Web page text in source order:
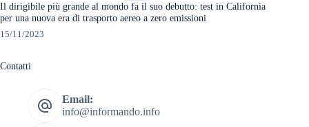
Il dirigibile più grande al mondo fa il suo debutto: test in California
per una nuova era di trasporto aereo a zero emissioni
15/11/2023
Contatti
Email:
info@informando.info